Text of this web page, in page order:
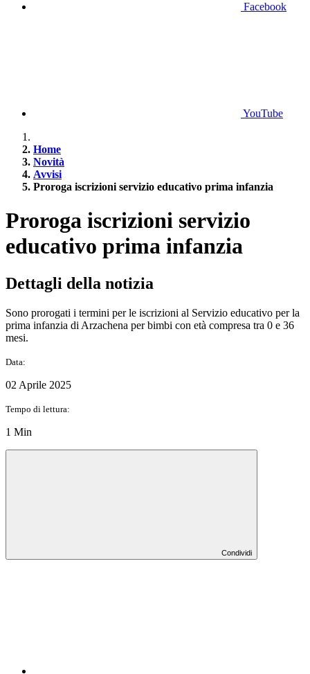
Facebook
YouTube
Home
Novità
Avvisi
Proroga iscrizioni servizio educativo prima infanzia
Proroga iscrizioni servizio
educativo prima infanzia
Dettagli della notizia
Sono prorogati i termini per le iscrizioni al Servizio educativo per la
prima infanzia di Arzachena per bimbi con età compresa tra 0 e 36
mesi.
Data:
02 Aprile 2025
Tempo di lettura:
1 Min
Condividi